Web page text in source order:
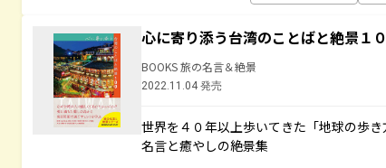
心に寄り添う台湾のことばと絶景１
BOOKS 旅の名言＆絶景
2022.11.04 発売
世界を４０年以上歩いてきた「地球の歩
名言と癒やしの絶景集